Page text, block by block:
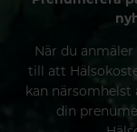
När du
till att
kan
din